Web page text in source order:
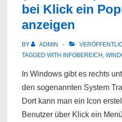
bei Klick ein
anzeigen
BY ADMIN
TAGGED WITH
INFOBEREICH ,
In Windows gibt es rechts
den sogenannten System
Dort kann man ein Icon
Benutzer über Klick ein